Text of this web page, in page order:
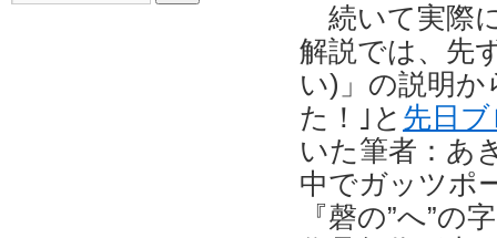
続いて実際
解説では、先
い)」の説明か
た！｣と 先日
いた筆者：あ
中でガッツポ
『磬の”へ”の